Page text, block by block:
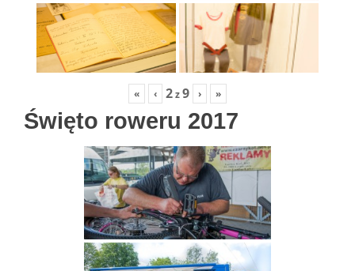
« ‹ 2z9 › »
Święto roweru 2017